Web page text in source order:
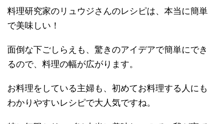
料理研究家のリュウジさんのレシピは、本当に簡単
で美味しい！
面倒な下ごしらえも、驚きのアイデアで簡単にでき
るので、料理の幅が広がります。
お料理をしている主婦も、初めてお料理する人にも
わかりやすいレシピで大人気ですね。